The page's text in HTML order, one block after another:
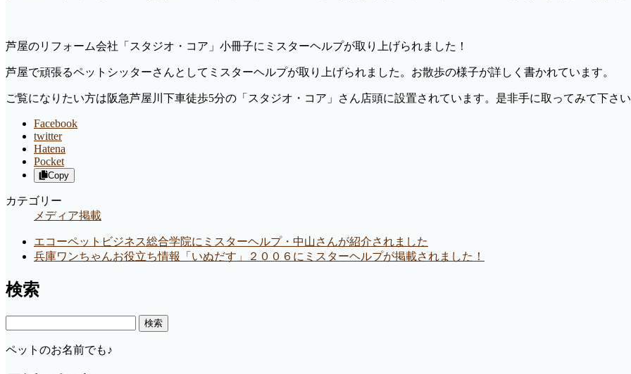
芦屋のリフォーム会社「スタジオ・コア」小冊子にミスターヘルプが取り上げられました！
芦屋で頑張るペットシッターさんとしてミスターヘルプが取り上げられました。お散歩の様子が詳しく書かれています。
ご覧になりたい方は阪急芦屋川下車徒歩5分の「スタジオ・コア」さん店頭に設置されています。是非手に取ってみて下さ
Facebook
twitter
Hatena
Pocket
Copy
カテゴリー
メディア掲載
エコーペットビジネス総合学院にミスターヘルプ・中山さんが紹介されました
兵庫ワンちゃんお役立ち情報「いぬだす」２００６にミスターヘルプが掲載されました！
検索
ペットのお名前でも♪